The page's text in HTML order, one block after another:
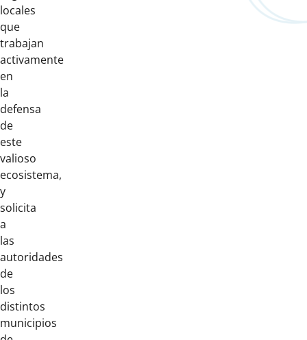
locales
que
trabajan
activamente
en
la
defensa
de
este
valioso
ecosistema,
y
solicita
a
las
autoridades
de
los
distintos
municipios